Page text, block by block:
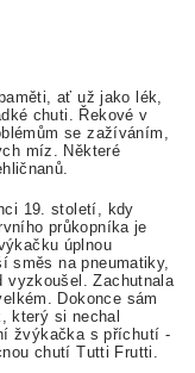
ať už jako lék,
chuti. Řekové v
se zažíváním,
míz. Některé
19. století, kdy
průkopníka je
úplnou
směs na pneumatiky,
vyzkoušel. Zachutnala
Dokonce sám
který si nechal
žvýkačka s příchutí -
chutí Tutti Frutti.